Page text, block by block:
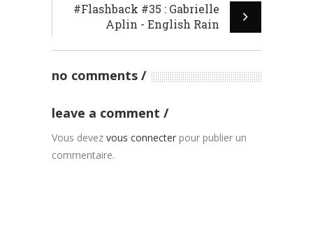
#Flashback #35 : Gabrielle
Aplin - English Rain
no comments
leave a comment
Vous devez vous connecter pour publier un
commentaire.